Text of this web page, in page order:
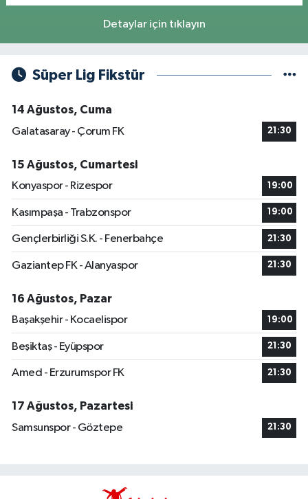
Detaylar için tıklayın
Süper Lig Fikstür
14 Ağustos, Cuma
Galatasaray - Çorum FK
21:30
15 Ağustos, Cumartesi
Konyaspor - Rizespor
19:00
Kasımpaşa - Trabzonspor 19:00
Gençlerbirliği S.K. - Fenerbahçe 21:30
Gaziantep FK - Alanyaspor 21:30
16 Ağustos, Pazar
Başakşehir - Kocaelispor
19:00
Beşiktaş - Eyüpspor 21:30
Amed - Erzurumspor FK 21:30
17 Ağustos, Pazartesi
Samsunspor - Göztepe
21:30